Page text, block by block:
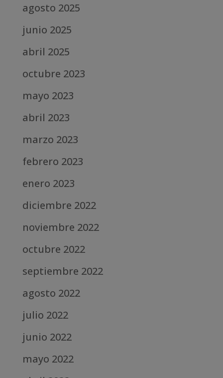
agosto 2025
junio 2025
abril 2025
octubre 2023
mayo 2023
abril 2023
marzo 2023
febrero 2023
enero 2023
diciembre 2022
noviembre 2022
octubre 2022
septiembre 2022
agosto 2022
julio 2022
junio 2022
mayo 2022